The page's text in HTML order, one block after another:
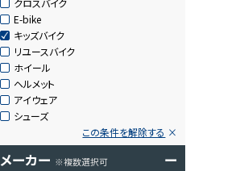
クロスバイク
E-bike
キッズバイク
リユースバイク
ホイール
ヘルメット
アイウェア
シューズ
この条件を解除する
メーカー ※複数選択可 ー